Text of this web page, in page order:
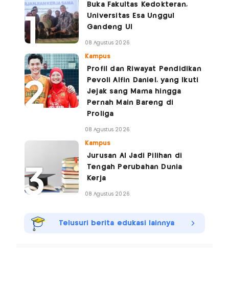
Buka Fakultas Kedokteran,
Universitas Esa Unggul
Gandeng UI
08 Agustus 2026
Kampus
Profil dan Riwayat Pendidikan
Pevoli Alfin Daniel, yang Ikuti
Jejak sang Mama hingga
Pernah Main Bareng di
Proliga
08 Agustus 2026
Kampus
Jurusan AI Jadi Pilihan di
Tengah Perubahan Dunia
Kerja
08 Agustus 2026
Telusuri berita edukasi lainnya